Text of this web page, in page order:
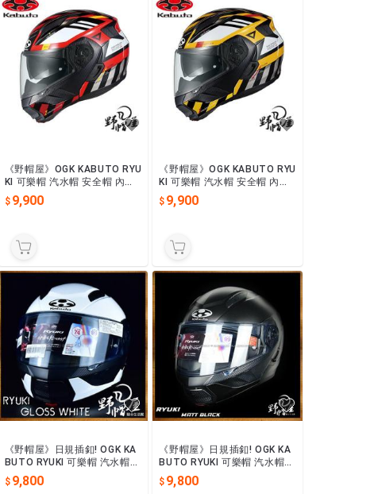
《野帽屋》OGK KABUTO RYU
KI 可樂帽 汽水帽 安全帽 內墨
片 眼鏡溝 龍崎。ALERT 紅
9,900
《野帽屋》OGK KABUTO RYU
KI 可樂帽 汽水帽 安全帽 內墨
片 眼鏡溝 龍崎。ALERT 黃
9,900
《野帽屋》日規插釦! OGK KA
BUTO RYUKI 可樂帽 汽水帽
安全帽 內墨片 眼鏡溝 龍崎。
素亮白
9,800
《野帽屋》日規插釦! OGK KA
BUTO RYUKI 可樂帽 汽水帽
安全帽 內墨片 眼鏡溝 龍崎。
素霧黑
9,800